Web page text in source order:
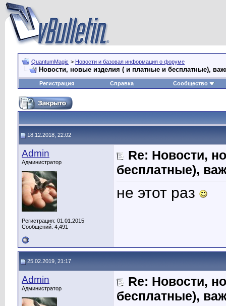
QuantumMagic > Новости и базовая информация о форуме
Новости, новые изделия ( и платные и бесплатные),
Регистрация Справка Сообщество
18.12.2018, 22:02
Admin
Администратор
Регистрация: 01.01.2015
Сообщений: 4,491
Re: Новости,
бесплатные),
не этот раз
25.02.2019, 21:17
Admin
Администратор
Re: Новости,
бесплатные),